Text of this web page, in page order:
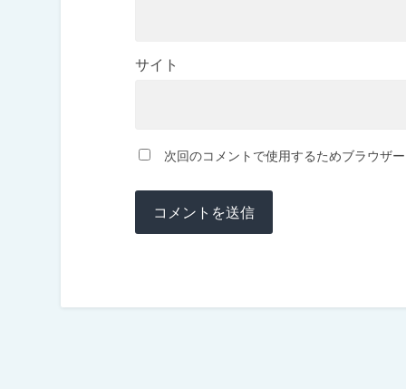
サイト
次回のコメントで使用するためブラウザ